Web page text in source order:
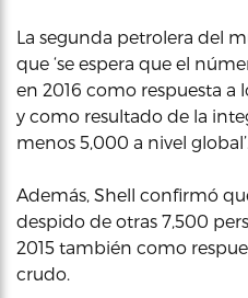
La segunda petrolera del
que ‘se espera que el
en 2016 como respuesta a
y como resultado de la
menos 5,000 a nivel global’.
Además, Shell confirmó
despido de otras 7,500
2015 también como
crudo.